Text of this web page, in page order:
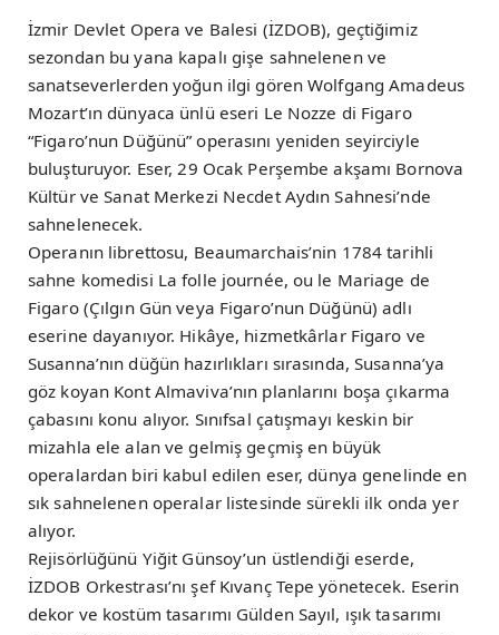
İzmir Devlet Opera ve Balesi (İZDOB), geçtiğimiz
sezondan bu yana kapalı gişe sahnelenen ve
sanatseverlerden yoğun ilgi gören Wolfgang Amadeus
Mozart’ın dünyaca ünlü eseri Le Nozze di Figaro
“Figaro’nun Düğünü” operasını yeniden seyirciyle
buluşturuyor. Eser, 29 Ocak Perşembe akşamı Bornova
Kültür ve Sanat Merkezi Necdet Aydın Sahnesi’nde
sahnelenecek.
Operanın librettosu, Beaumarchais’nin 1784 tarihli
sahne komedisi La folle journée, ou le Mariage de
Figaro (Çılgın Gün veya Figaro’nun Düğünü) adlı
eserine dayanıyor. Hikâye, hizmetkârlar Figaro ve
Susanna’nın düğün hazırlıkları sırasında, Susanna’ya
göz koyan Kont Almaviva’nın planlarını boşa çıkarma
çabasını konu alıyor. Sınıfsal çatışmayı keskin bir
mizahla ele alan ve gelmiş geçmiş en büyük
operalardan biri kabul edilen eser, dünya genelinde en
sık sahnelenen operalar listesinde sürekli ilk onda yer
alıyor.
Rejisörlüğünü Yiğit Günsoy’un üstlendiği eserde,
İZDOB Orkestrası’nı şef Kıvanç Tepe yönetecek. Eserin
dekor ve kostüm tasarımı Gülden Sayıl, ışık tasarımı